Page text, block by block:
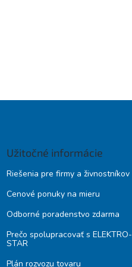
Užitočné informácie
Riešenia pre firmy a živnostníkov
Cenové ponuky na mieru
Odborné poradenstvo zdarma
Prečo spolupracovať s ELEKTRO-
STAR
Plán rozvozu tovaru